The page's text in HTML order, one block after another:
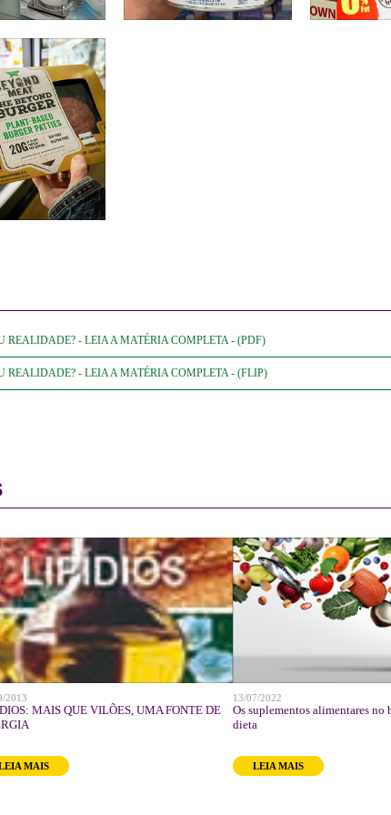
- LEIA A MATÉRIA COMPLETA - (PDF)
- LEIA A MATÉRIA COMPLETA - (FLIP)
2013
MAIS QUE VILÕES, UMA FONTE DE
MAIS
13/07/2022
Os suplementos alimentares no
dieta
LEIA MAIS